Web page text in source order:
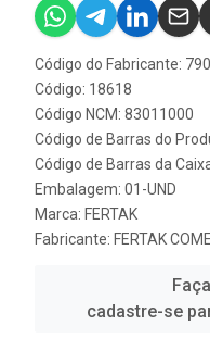
Código do Fabricante:
Código: 18618
Código NCM: 83011000
Código de Barras do
Código de Barras da
Embalagem: 01-UND
Marca: FERTAK
Fabricante: FERTAK
cadastre-se